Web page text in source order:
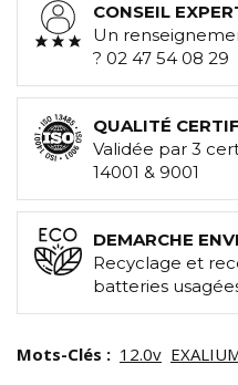
CONSEIL
Un
? 02 47 54 08 29
QUALITÉ
Validée par 3
14001 & 9001
DEMARCHE
Recyclage et
batteries
Mots-Clés : 12.0v